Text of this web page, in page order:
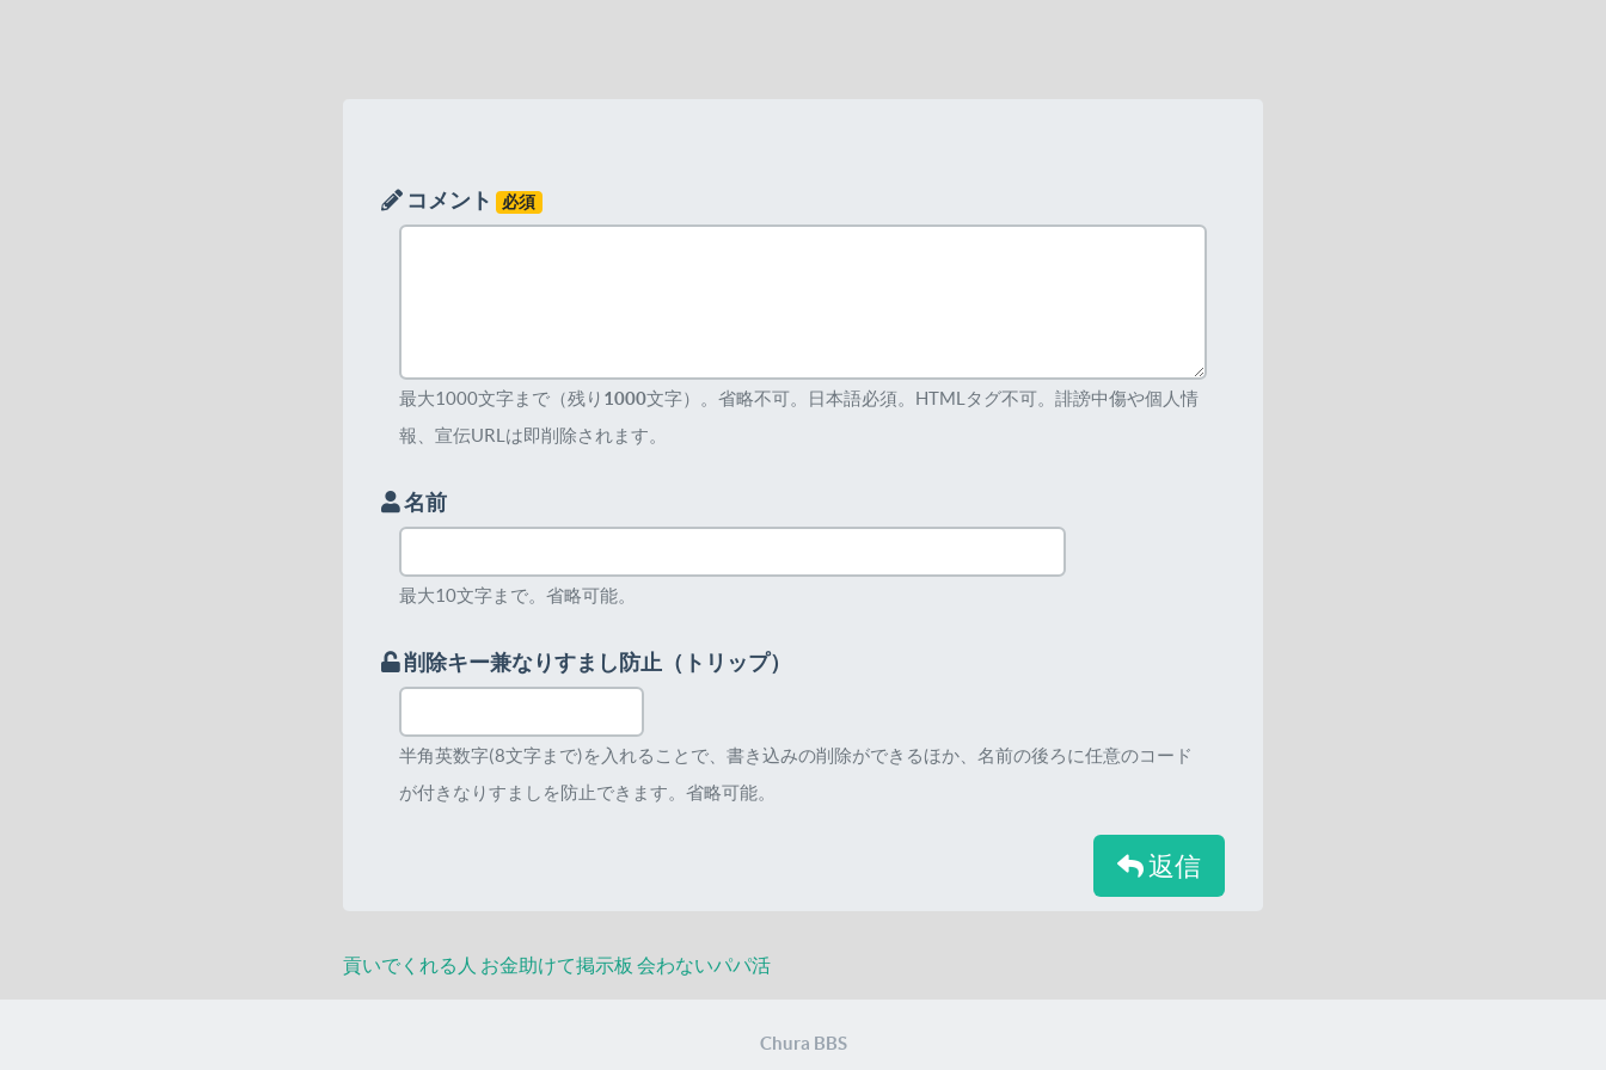
コメント 必須
最大1000文字まで（残り 1000文字）。省略不可。日本語必須。HTMLタグ不可。誹謗中傷や個人情
報、宣伝URLは即削除されます。
名前
最大10文字まで。省略可能。
削除キー兼なりすまし防止（トリップ）
半角英数字(8文字まで)を入れることで、書き込みの削除ができるほか、名前の後ろに任意のコード
が付きなりすましを防止できます。省略可能。
返信
貢いでくれる人 お金助けて掲示板 会わないパパ活
Chura BBS